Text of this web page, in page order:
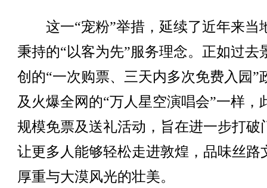
这一“宠粉”举措，延续了近年来当
秉持的“以客为先”服务理念。正如过去
创的“一次购票、三天内多次免费入园”
及火爆全网的“万人星空演唱会”一样，
规模免票及送礼活动，旨在进一步打破
让更多人能够轻松走进敦煌，品味丝路
厚重与大漠风光的壮美。